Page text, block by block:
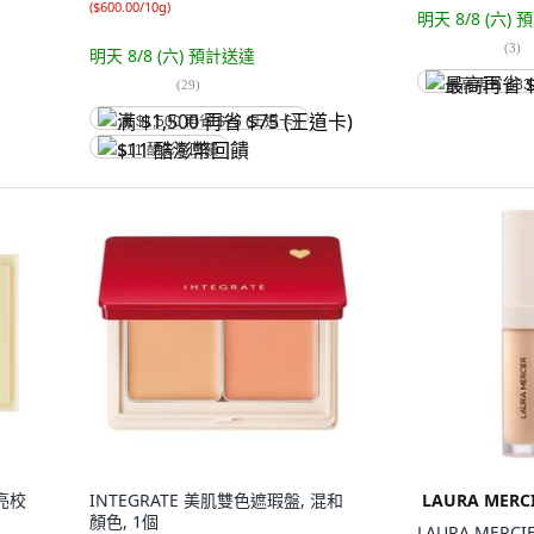
($600.00/10g)
明天 8/8 (六) 預計送達
(29)
满 $1,500 再省 $75 (王道卡)
$11 酷澎幣回饋
明天 8/8 (六)
(3)
最高再省
校
INTEGRATE 美肌雙色遮瑕盤, 混和
顏色, 1個
LAURA